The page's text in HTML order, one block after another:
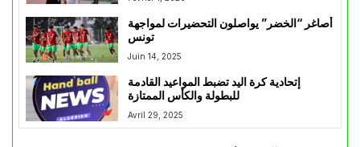
أصاغر “الخضر” يواصلون التحضيرات لمواجهة
تونس
Juin 14, 2025
إتحادية كرة اليد تضبط المواعيد القادمة
للبطولة والكأس الممتازة
Avril 29, 2025